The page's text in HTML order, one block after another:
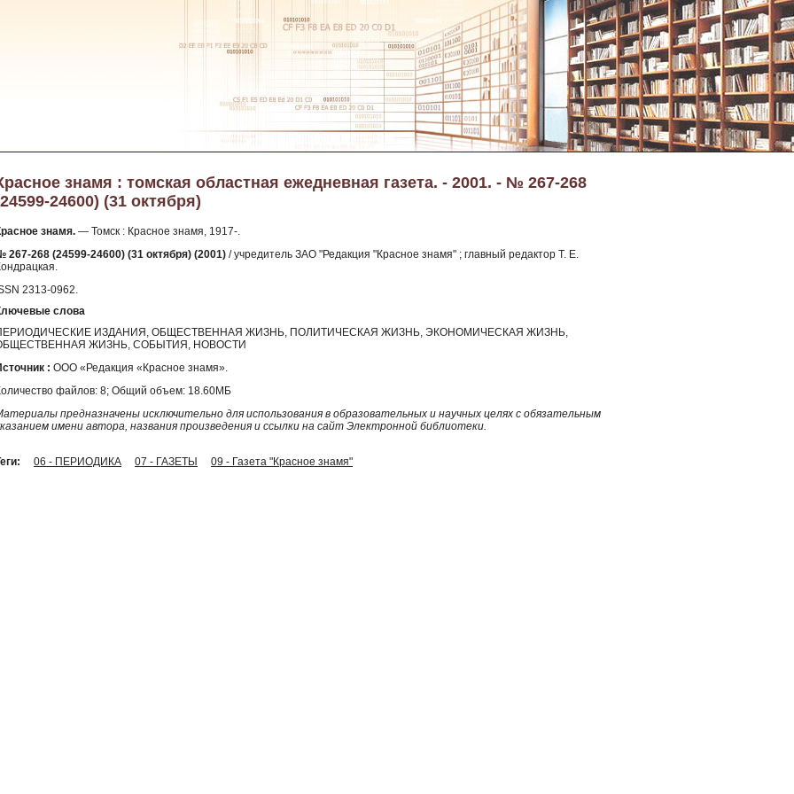
знамя : томская областная ежедневная газета. - 2001. - № 267-268
24600) (31 октября)
знамя. — Томск : Красное знамя, 1917-.
267-268 (24599-24600) (31 октября) (2001) / учредитель ЗАО "Редакция "Красное знамя" ; главный редактор Т. Е.
2313-0962.
слова
ИЗДАНИЯ, ОБЩЕСТВЕННАЯ ЖИЗНЬ, ПОЛИТИЧЕСКАЯ ЖИЗНЬ, ЭКОНОМИЧЕСКАЯ ЖИЗНЬ,
ЖИЗНЬ, СОБЫТИЯ, НОВОСТИ
: ООО «Редакция «Красное знамя».
файлов: 8; Общий объем: 18.60МБ
предназначены исключительно для использования в образовательных и научных целях с обязательным
имени автора, названия произведения и ссылки на сайт Электронной библиотеки.
06 - ПЕРИОДИКА 07 - ГАЗЕТЫ 09 - Газета "Красное знамя"